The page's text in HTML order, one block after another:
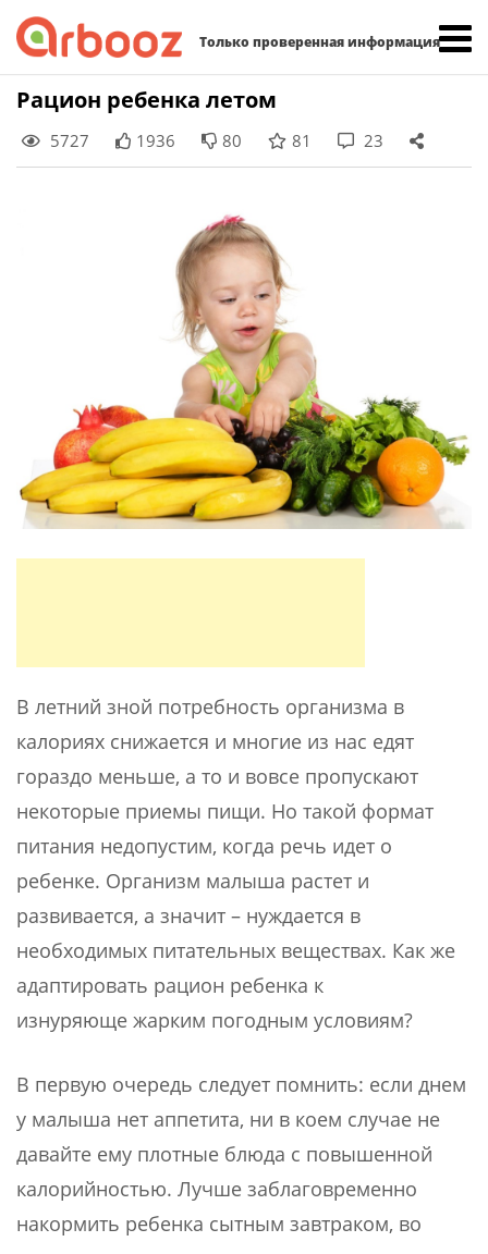
Только проверенная информация
Skip
content
Рацион ребенка летом
5727 1936 80 81 23
В летний зной потребность организма в
калориях снижается и многие из нас едят
гораздо меньше, а то и вовсе пропускают
некоторые приемы пищи. Но такой формат
питания недопустим, когда речь идет о
ребенке. Организм малыша растет и
развивается, а значит – нуждается в
необходимых питательных веществах. Как же
адаптировать рацион ребенка к
изнуряюще жарким погодным условиям?
В первую очередь следует помнить: если днем
у малыша нет аппетита, ни в коем случае не
давайте ему плотные блюда с повышенной
калорийностью. Лучше заблаговременно
накормить ребенка сытным завтраком, во
Найти: